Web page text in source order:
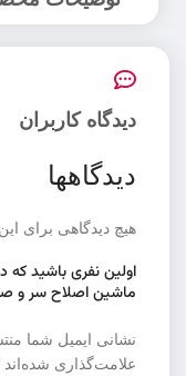
دیدگاه کاربران
دیدگاهها
هیچ دیدگاهی برای
اولین نفری باشید که
ماشین اصلاح سر و
نشانی ایمیل شما
علامت‌گذاری شده‌اند